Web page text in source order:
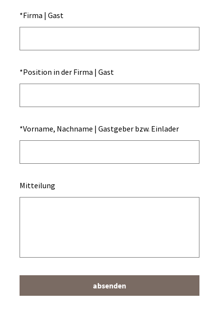
*Firma | Gast
*Position in der Firma | Gast
*Vorname, Nachname | Gastgeber bzw. Einlader
Mitteilung
absenden